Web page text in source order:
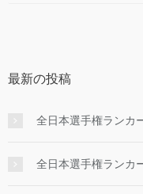
最新の投稿
全日本選手権ラン
全日本選手権ラン